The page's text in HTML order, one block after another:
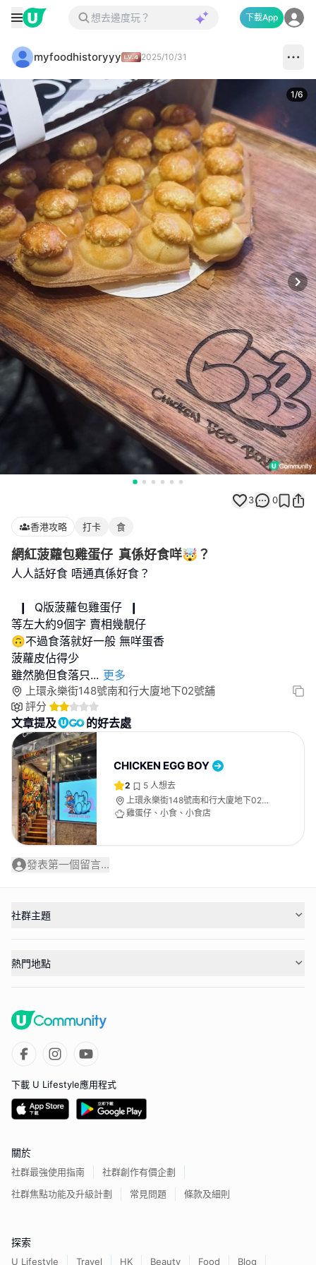
下載App
myfoodhistoryyy 2025/10/31
1/6
3 0
香港攻略 打卡 食
網紅菠蘿包雞蛋仔 真係好食咩🤯？
人人話好食 唔通真係好食？
❙ Q版菠蘿包雞蛋仔 ❙
等左大約9個字 賣相幾靚仔
🙃不過食落就好一般 無咩蛋香
菠蘿皮佔得少
雖然脆但食落只... 更多
上環永樂街148號南和行大廈地下02號舖
評分
文章提及 的好去處
CHICKEN EGG BOY
2 5 人想去
上環永樂街148號南和行大廈地下02號
舖
雞蛋仔、小食、小食店
發表第一個留言...
社群主題
熱門地點
下載 U Lifestyle應用程式
關於
社群最強使用指南
社群創作有價企劃
社群焦點功能及升級計劃
常見問題 條款及細則
探索
U Lifestyle Travel HK Beauty Food Blog